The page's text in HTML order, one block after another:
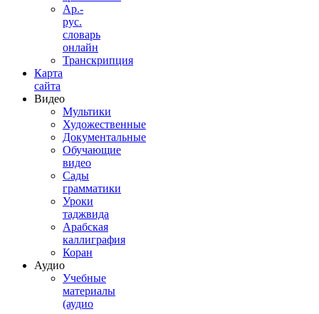
Ар.-
рус.
словарь
онлайн
Транскрипция
Карта
сайта
Видео
Мультики
Художественные
Документальные
Обучающие
видео
Сады
грамматики
Уроки
таджвида
Арабская
каллиграфия
Коран
Аудио
Учебные
материалы
(аудио